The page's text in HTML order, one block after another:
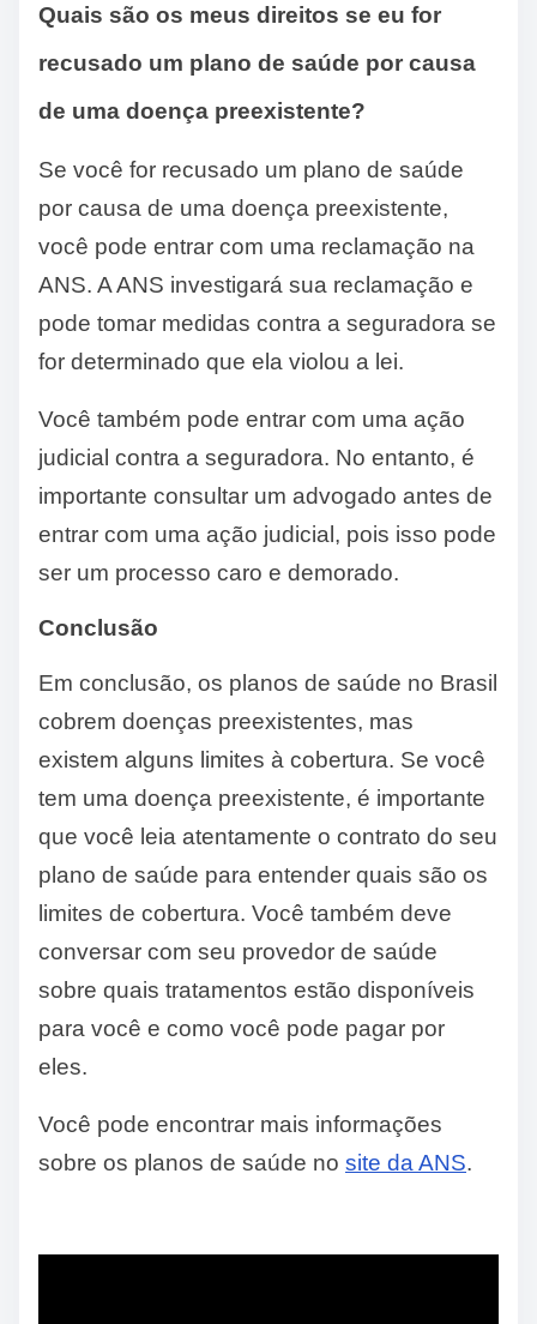
Quais são os meus direitos se eu for
recusado um plano de saúde por causa
de uma doença preexistente?
Se você for recusado um plano de saúde
por causa de uma doença preexistente,
você pode entrar com uma reclamação na
ANS. A ANS investigará sua reclamação e
pode tomar medidas contra a seguradora se
for determinado que ela violou a lei.
Você também pode entrar com uma ação
judicial contra a seguradora. No entanto, é
importante consultar um advogado antes de
entrar com uma ação judicial, pois isso pode
ser um processo caro e demorado.
Conclusão
Em conclusão, os planos de saúde no Brasil
cobrem doenças preexistentes, mas
existem alguns limites à cobertura. Se você
tem uma doença preexistente, é importante
que você leia atentamente o contrato do seu
plano de saúde para entender quais são os
limites de cobertura. Você também deve
conversar com seu provedor de saúde
sobre quais tratamentos estão disponíveis
para você e como você pode pagar por
eles.
Você pode encontrar mais informações
sobre os planos de saúde no site da ANS.